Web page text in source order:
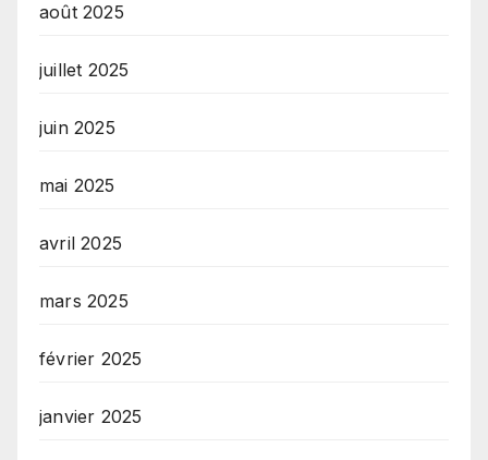
août 2025
juillet 2025
juin 2025
mai 2025
avril 2025
mars 2025
février 2025
janvier 2025